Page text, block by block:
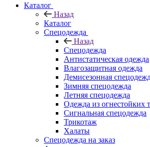
Каталог
Назад
Каталог
Спецодежда
Назад
Спецодежда
Антистатическая одежда
Влагозащитная одежда
Демисезонная
Зимняя спецодежда
Летняя спецодежда
Одежда из огнестойких
Сигнальная спецодежда
Трикотаж
Халаты
Спецодежда на заказ